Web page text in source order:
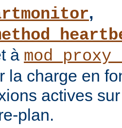
,
à
la charge en
actives
plan.